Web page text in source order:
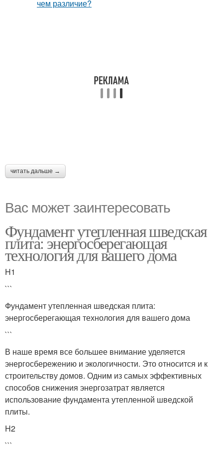
читать дальше →
Вас может заинтересовать
Фундамент утепленная шведская
плита: энергосберегающая
технология для вашего дома
H1
```
Фундамент утепленная шведская плита:
энергосберегающая технология для вашего дома
```
В наше время все большее внимание уделяется
энергосбережению и экологичности. Это относится и к
строительству домов. Одним из самых эффективных
способов снижения энергозатрат является
использование фундамента утепленной шведской
плиты.
H2
```